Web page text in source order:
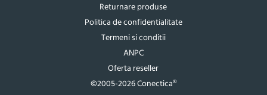
Returnare produse
Politica de confidentialitate
Termeni si conditii
ANPC
Oferta reseller
©2005-2026 Conectica®